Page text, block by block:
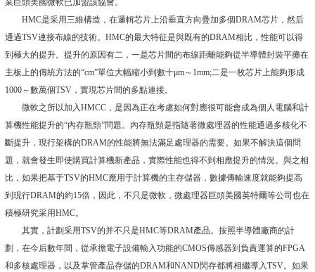
業巨頭美國微軟已加盟該協會。
HMC是采用三維構造，在邏輯芯片上沿垂直方向疊加多個DRAM芯片，然后
通過TSV連接布線的技術。HMC的最大特征是與既有的DRAM相比，性能可以得
到極大的提升。提升的原因有二，一是芯片間的布線距離能夠從半導體封裝平攤在
主板上的傳統方法的“cm”單位大幅縮小到數十μm～1mm;二是一枚芯片上能夠形成
1000～數萬個TSV，實現芯片間的多點連接。
微軟之所以加入HMCC，是因為正在考慮如何對應很可能會成為個人電腦和計
算機性能提升的“內存瓶頸”問題。內存瓶頸是指隨著微處理器的性能通過多核化不
斷提升，現行架構的DRAM的性能將無法滿足處理器的需要。如果不解決這個問
題，就會發生即使購買計算機新產品，實際性能也得不到相應提升的情況。與之相
比，如果把基于TSV的HMC應用于計算機的主存儲器，數據傳輸速度就能夠提高
到現行DRAM的約15倍，因此，不只是微軟，微處理器巨頭美國英特爾等公司也在
積極研究采用HMC。
其實，計劃采用TSV的并不只是HMC等DRAM產品。按照半導體廠商的計
劃，在今后數年間，從承擔電子設備輸入功能的CMOS傳感器到負責運算的FPGA
和多核處理器，以及掌管產品存儲的DRAM和NAND閃存都將相繼導入TSV。如果